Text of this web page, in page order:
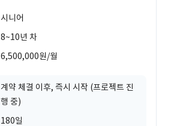
시니어
8~10년 차
6,500,000원/월
계약 체결 이후, 즉시 시작 (프로젝트 진
행 중)
180일